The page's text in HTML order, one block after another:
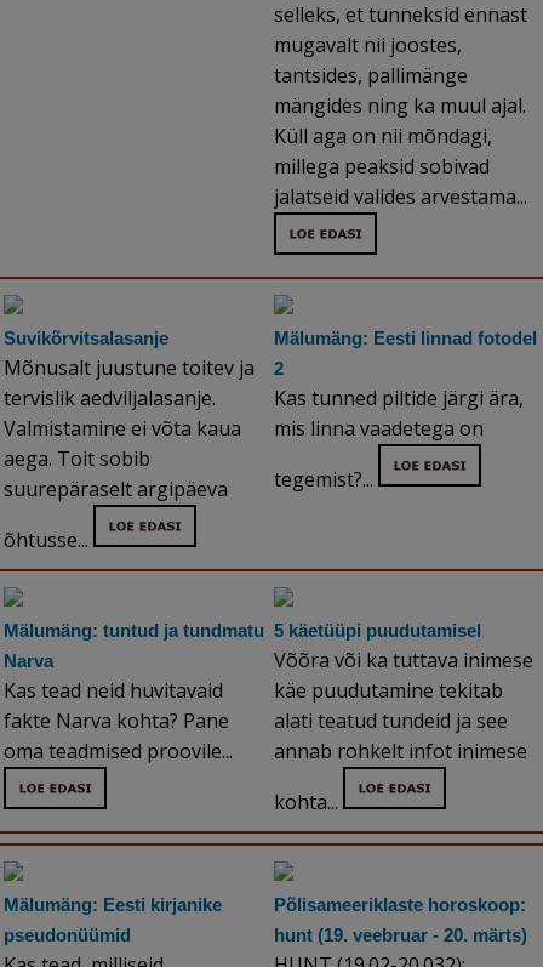
selleks, et tunneksid ennast
mugavalt nii joostes,
tantsides, pallimänge
mängides ning ka muul ajal.
Küll aga on nii mõndagi,
millega peaksid sobivad
jalatseid valides arvestama...
Suvikõrvitsalasanje
Mõnusalt juustune toitev ja
tervislik aedviljalasanje.
Valmistamine ei võta kaua
aega. Toit sobib
suurepäraselt argipäeva
õhtusse...
Mälumäng: Eesti linnad fotodel
2
Kas tunned piltide järgi ära,
mis linna vaadetega on
tegemist?...
Mälumäng: tuntud ja tundmatu
Narva
Kas tead neid huvitavaid
fakte Narva kohta? Pane
oma teadmised proovile...
5 käetüüpi puudutamisel
Võõra või ka tuttava inimese
käe puudutamine tekitab
alati teatud tundeid ja see
annab rohkelt infot inimese
kohta...
Mälumäng: Eesti kirjanike
pseudonüümid
Põlisameeriklaste horoskoop:
hunt (19. veebruar - 20. märts)